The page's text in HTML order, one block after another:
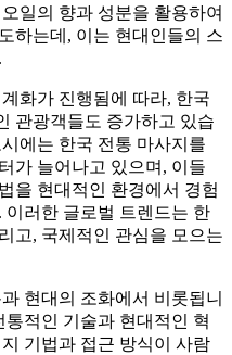
일의 향과 성분을 활용하여
하는데, 이는 현대인들의 스
화가 진행됨에 따라, 한국
관광객들도 증가하고 있습
에는 한국 전통 마사지를
가 늘어나고 있으며, 이들
을 현대적인 환경에서 경험
러한 글로벌 트렌드는 한
고, 국제적인 관심을 모으는
현대의 조화에서 비롯됩니
적인 기술과 현대적인 혁
지 기법과 접근 방식이 사람